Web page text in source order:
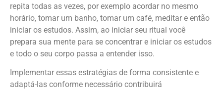
repita todas as vezes, por exemplo acordar no mesmo
horário, tomar um banho, tomar um café, meditar e então
iniciar os estudos. Assim, ao iniciar seu ritual você
prepara sua mente para se concentrar e iniciar os estudos
e todo o seu corpo passa a entender isso.
Implementar essas estratégias de forma consistente e
adaptá-las conforme necessário contribuirá